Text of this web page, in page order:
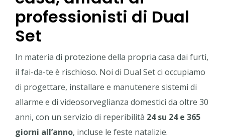
professionisti di Dual
Set
In materia di protezione della propria casa dai furti,
il fai-da-te è rischioso. Noi di Dual Set ci occupiamo
di progettare, installare e manutenere sistemi di
allarme e di videosorveglianza domestici da oltre 30
anni, con un servizio di reperibilità 24 su 24 e 365
giorni all’anno, incluse le feste natalizie.